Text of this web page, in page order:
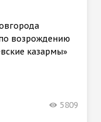
по возрождению
казармы»
5809